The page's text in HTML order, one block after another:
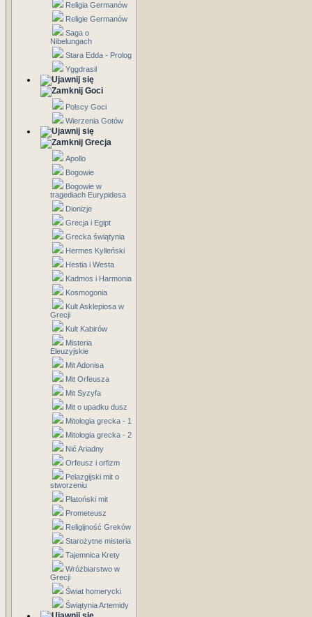
Religia Germanów
Religie Germanów
Saga o
Nibelungach
Stara Edda - Prolog
Yggdrasil
Goci
Polscy Goci
Wierzenia Gotów
Grecja
Apollo
Bogowie
Bogowie w
tragediach Eurypidesa
Dionizje
Grecja i Egipt
Grecka świątynia
Hermes Kylleński
Hestia i Westa
Kadmos i Harmonia
Kosmogonia
Kult Asklepiosa w
Grecji
Kult Kabirów
Misteria
Eleuzyjskie
Mit Adonisa
Mit Orfeusza
Mit Syzyfa
Mit o upadku dusz
Mitologia grecka - 1
Mitologia grecka - 2
Nić Ariadny
Orfeusz i orfizm
Pelazgijski mit o
stworzeniu
Platoński mit
Prometeusz
Religijność Greków
Starożytne misteria
Tajemnica Krety
Wróżbiarstwo w
Grecji
Świat homerycki
Świątynia Artemidy